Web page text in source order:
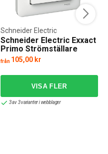
Schneider Electric Exxact
Primo Strömställare
Komplett
Schneider Electric
från 105,00 kr
3 av 3 varianter i webblager